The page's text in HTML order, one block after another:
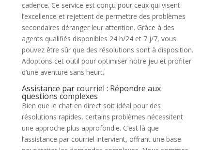
cadence. Ce service est conçu pour ceux qui visent
l’excellence et rejettent de permettre des problèmes
secondaires déranger leur attention. Grâce à des
agents qualifiés disponibles 24 h/24 et 7 j/7, vous
pouvez être sûr que des résolutions sont à disposition.
Adoptons cet outil pour optimiser notre jeu et profiter
d’une aventure sans heurt.
Assistance par courriel : Répondre aux
questions complexes
Bien que le chat en direct soit idéal pour des
résolutions rapides, certains problèmes nécessitent
une approche plus approfondie. C’est là que
l’assistance par courriel intervient, offrant une base